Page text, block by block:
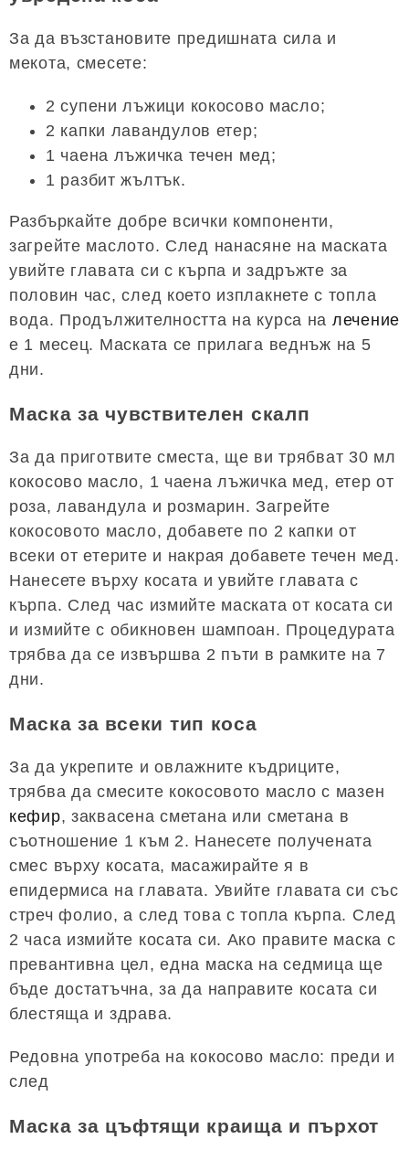
За да възстановите предишната сила и
мекота, смесете:
2 супени лъжици кокосово масло;
2 капки лавандулов етер;
1 чаена лъжичка течен мед;
1 разбит жълтък.
Разбъркайте добре всички компоненти,
загрейте маслото. След нанасяне на маската
увийте главата си с кърпа и задръжте за
половин час, след което изплакнете с топла
вода. Продължителността на курса на лечение
е 1 месец. Маската се прилага веднъж на 5
дни.
Маска за чувствителен скалп
За да приготвите сместа, ще ви трябват 30 мл
кокосово масло, 1 чаена лъжичка мед, етер от
роза, лавандула и розмарин. Загрейте
кокосовото масло, добавете по 2 капки от
всеки от етерите и накрая добавете течен мед.
Нанесете върху косата и увийте главата с
кърпа. След час измийте маската от косата си
и измийте с обикновен шампоан. Процедурата
трябва да се извършва 2 пъти в рамките на 7
дни.
Маска за всеки тип коса
За да укрепите и овлажните къдриците,
трябва да смесите кокосовото масло с мазен
кефир, заквасена сметана или сметана в
съотношение 1 към 2. Нанесете получената
смес върху косата, масажирайте я в
епидермиса на главата. Увийте главата си със
стреч фолио, а след това с топла кърпа. След
2 часа измийте косата си. Ако правите маска с
превантивна цел, една маска на седмица ще
бъде достатъчна, за да направите косата си
блестяща и здрава.
Редовна употреба на кокосово масло: преди и
след
Маска за цъфтящи краища и пърхот